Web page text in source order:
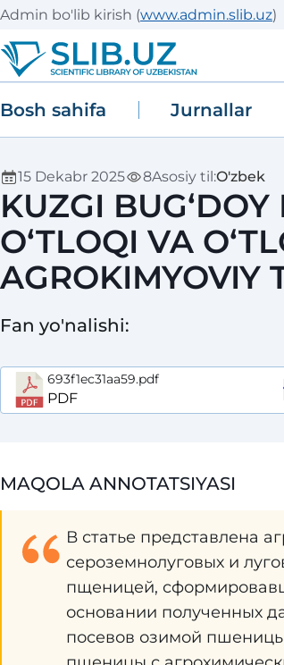
Admin bo'lib kirish (www.admin.slib.uz)
Bosh sahifa Jurnallar
15 Dekabr 2025 8Asosiy til:O'zbek
KUZGI
O‘TLOQI VA
AGROKIMYOVIY
Fan yo'nalishi:
693f1ec31aa59.pdf
PDF
MAQOLA ANNOTATSIYASI
В статье представлена
сероземнолуговых и
пщеницей,
основании полученных
посевов озимой